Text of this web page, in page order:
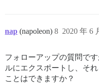
nap (napoleon) 2020 年 6
8
フォローアップの質問で
ルにエクスポートし、そ
ことはできますか？